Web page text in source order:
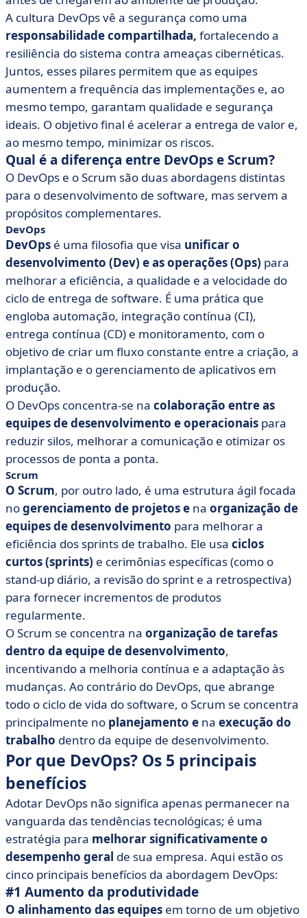
A cultura DevOps vê a segurança como uma
responsabilidade compartilhada, fortalecendo a
resiliência do sistema contra ameaças cibernéticas.
Juntos, esses pilares permitem que as equipes
aumentem a frequência das implementações e, ao
mesmo tempo, garantam qualidade e segurança
ideais. O objetivo final é acelerar a entrega de valor e,
ao mesmo tempo, minimizar os riscos.
Qual é a diferença entre DevOps e Scrum?
O DevOps e o Scrum são duas abordagens distintas
para o desenvolvimento de software, mas servem a
propósitos complementares.
DevOps
DevOps é uma filosofia que visa unificar o
desenvolvimento (Dev) e as operações (Ops) para
melhorar a eficiência, a qualidade e a velocidade do
ciclo de entrega de software. É uma prática que
engloba automação, integração contínua (CI),
entrega contínua (CD) e monitoramento, com o
objetivo de criar um fluxo constante entre a criação, a
implantação e o gerenciamento de aplicativos em
produção.
O DevOps concentra-se na colaboração entre as
equipes de desenvolvimento e operacionais para
reduzir silos, melhorar a comunicação e otimizar os
processos de ponta a ponta.
Scrum
O Scrum, por outro lado, é uma estrutura ágil focada
nogerenciamento de projetos e na organização de
equipes de desenvolvimento para melhorar a
eficiência dos sprints de trabalho. Ele usa ciclos
curtos (sprints) e cerimônias específicas (como o
stand-up diário, a revisão do sprint e a retrospectiva)
para fornecer incrementos de produtos
regularmente.
O Scrum se concentra na organização de tarefas
dentro da equipe de desenvolvimento,
incentivando a melhoria contínua e a adaptação às
mudanças. Ao contrário do DevOps, que abrange
todo o ciclo de vida do software, o Scrum se concentra
principalmente no planejamento e na execução do
trabalho dentro da equipe de desenvolvimento.
Por que DevOps? Os 5 principais
benefícios
Adotar DevOps não significa apenas permanecer na
vanguarda das tendências tecnológicas; é uma
estratégia para melhorar significativamente o
desempenho geral de sua empresa. Aqui estão os
cinco principais benefícios da abordagem DevOps:
#1 Aumento da produtividade
O alinhamento das equipes em torno de um objetivo